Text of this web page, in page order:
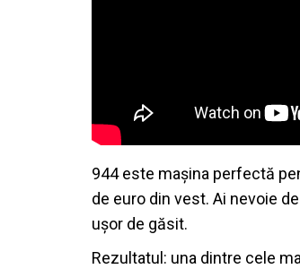
944 este mașina perfectă
de euro din vest. Ai nevoie
ușor de găsit.
Rezultatul: una dintre cele